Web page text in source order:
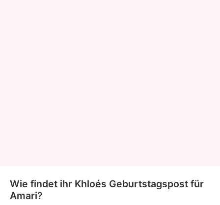
Wie findet ihr Khloés Geburtstagspost für
Amari?